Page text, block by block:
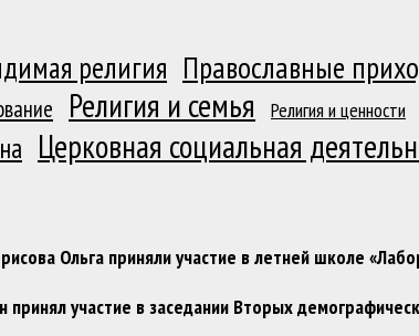
религия Православные
Религия и семья Религия и ценности
Церковная социальная
Ольга приняли участие в летней школе
участие в заседании Вторых